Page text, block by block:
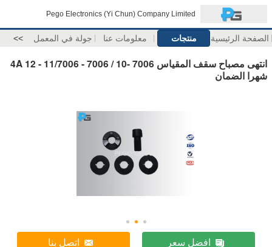
Pego Electronics (Yi Chun) Company Limited
الصفحة الرئيسية منتجات معلومات عنا جولة في المعمل >>
انتهى مصباح سقف المقياس 7006 -10 / 7006 - 11/7006 - 4A 12
شهرا الضمان
افضل سعر اتصل بنا